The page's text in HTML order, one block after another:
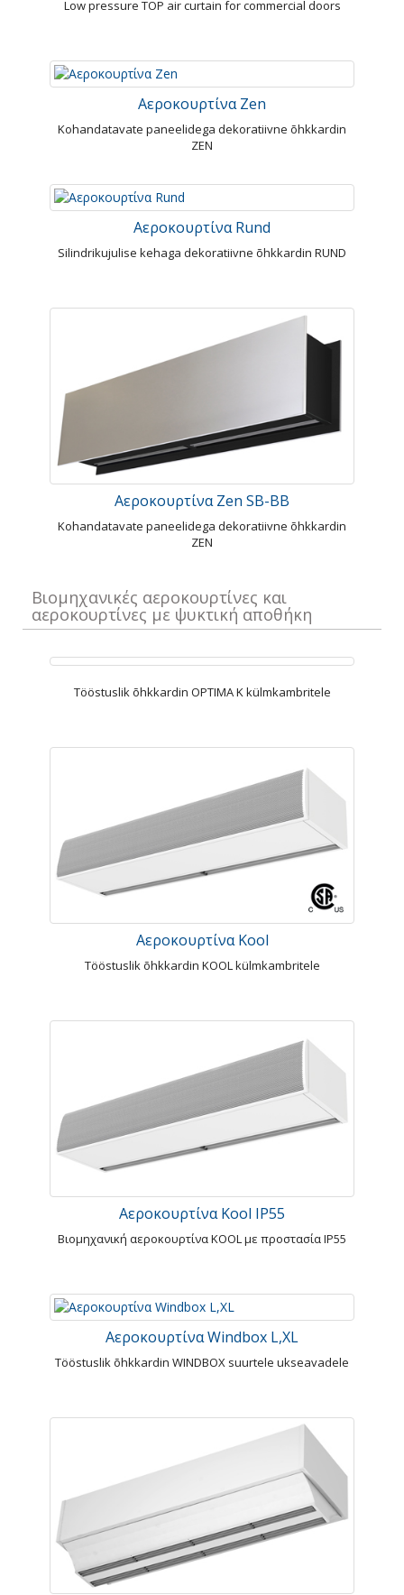
Low pressure TOP air curtain for commercial doors
Αεροκουρτίνα Zen
Kohandatavate paneelidega dekoratiivne õhkkardin
ZEN
Αεροκουρτίνα Rund
Silindrikujulise kehaga dekoratiivne õhkkardin RUND
Αεροκουρτίνα Zen SB-BB
Kohandatavate paneelidega dekoratiivne õhkkardin
ZEN
Βιομηχανικές αεροκουρτίνες και
αεροκουρτίνες με ψυκτική αποθήκη
Tööstuslik õhkkardin OPTIMA K külmkambritele
Αεροκουρτίνα Kool
Tööstuslik õhkkardin KOOL külmkambritele
Αεροκουρτίνα Kool IP55
Βιομηχανική αεροκουρτίνα KOOL με προστασία IP55
Αεροκουρτίνα Windbox L,XL
Tööstuslik õhkkardin WINDBOX suurtele ukseavadele